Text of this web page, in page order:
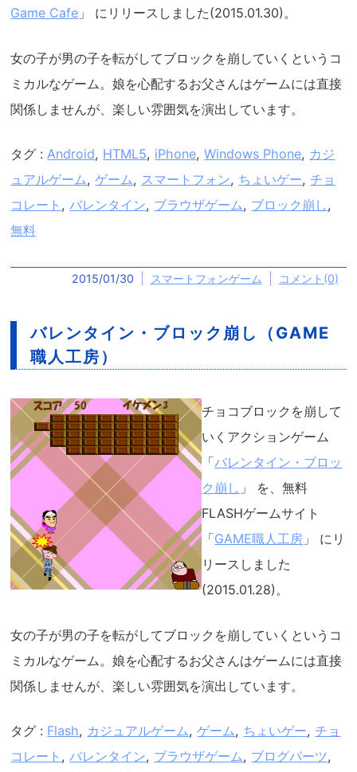
Game Cafe 」 にリリースしました(2015.01.30)。
女の子が男の子を転がしてブロックを崩していくというコ
ミカルなゲーム。娘を心配するお父さんはゲームには直接
関係しませんが、楽しい雰囲気を演出しています。
タグ : Android, HTML5, iPhone,Windows Phone, カジ
ュアルゲーム,ゲーム, スマートフォン, ちょいゲー, チョ
コレート ,バレンタイン, ブラウザゲーム, ブロック崩し,
無料
2015/01/30 スマートフォンゲーム コメント(0)
バレンタイン・ブロック崩し（GAME
職人工房）
チョコブロックを崩して
いくアクションゲーム
「バレンタイン・ブロッ
ク崩し 」 を、無料
FLASHゲームサイト
「GAME職人工房 」 にリ
リースしました
(2015.01.28)。
女の子が男の子を転がしてブロックを崩していくというコ
ミカルなゲーム。娘を心配するお父さんはゲームには直接
関係しませんが、楽しい雰囲気を演出しています。
タグ : Flash, カジュアルゲーム,ゲーム, ちょいゲー, チョ
コレート ,バレンタイン, ブラウザゲーム, ブログパーツ,